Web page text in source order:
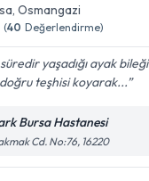
, Osmangazi
(40 Değerlendirme)
yaşadığı ayak bileği
doğru teşhisi koyarak...
Bursa Hastanesi
Cd. No:76, 16220